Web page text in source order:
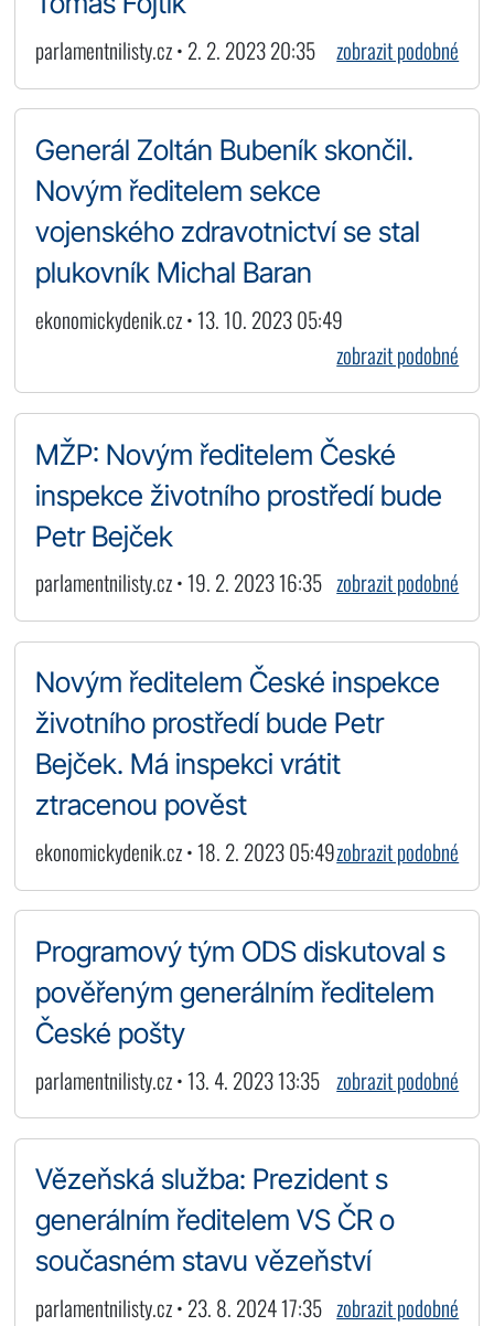
parlamentnilisty.cz • 2. 2. 2023 20:35 zobrazit podobné
Generál Zoltán Bubeník skončil.
Novým ředitelem sekce
vojenského zdravotnictví se stal
plukovník Michal Baran
ekonomickydenik.cz • 13. 10. 2023 05:49
zobrazit podobné
MŽP: Novým ředitelem České
inspekce životního prostředí bude
Petr Bejček
parlamentnilisty.cz • 19. 2. 2023 16:35 zobrazit podobné
Novým ředitelem České inspekce
životního prostředí bude Petr
Bejček. Má inspekci vrátit
ztracenou pověst
ekonomickydenik.cz • 18. 2. 2023 05:49zobrazit podobné
Programový tým ODS diskutoval s
pověřeným generálním ředitelem
České pošty
parlamentnilisty.cz • 13. 4. 2023 13:35 zobrazit podobné
Vězeňská služba: Prezident s
generálním ředitelem VS ČR o
současném stavu vězeňství
parlamentnilisty.cz • 23. 8. 2024 17:35 zobrazit podobné